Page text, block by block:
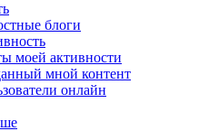
блоги
моей активности
мной контент
онлайн